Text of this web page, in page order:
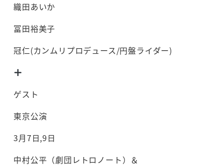
織田あいか
冨田裕美子
冠仁(カンムリプロデュース/円盤ライダー)
ゲスト
東京公演
3月7日,9日
中村公平（劇団レトロノート）＆